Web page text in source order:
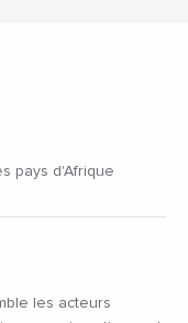
pays d'Afrique
les acteurs